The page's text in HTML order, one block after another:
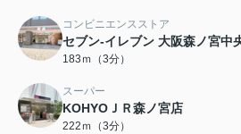
コンビニエンスストア
セブン-イレブン 大阪森ノ宮中
183ｍ（3分）
スーパー
KOHYOＪＲ森ノ宮店
222ｍ（3分）